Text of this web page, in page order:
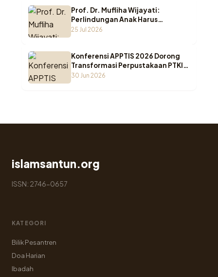
Prof. Dr. Mufliha Wijayati:
Perlindungan Anak Harus
Bergeser dari Sekadar Melindungi
25 Jul 2026
Konferensi APPTIS 2026 Dorong
Transformasi Perpustakaan PTKI
di Era AI
30 Jun 2026
islamsantun.org
ISSN: 2746-0657
KATEGORI
Bilik Pesantren
Doa Harian
Ibadah